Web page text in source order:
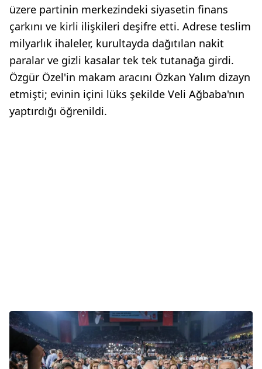
üzere partinin merkezindeki siyasetin finans
çarkını ve kirli ilişkileri deşifre etti. Adrese teslim
milyarlık ihaleler, kurultayda dağıtılan nakit
paralar ve gizli kasalar tek tek tutanağa girdi.
Özgür Özel'in makam aracını Özkan Yalım dizayn
etmişti; evinin içini lüks şekilde Veli Ağbaba'nın
yaptırdığı öğrenildi.